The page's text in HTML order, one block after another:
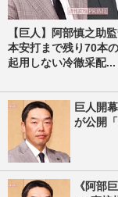
【巨人】阿部慎之助
本安打まで残り70本
起用しない冷徹采配...
巨人開
が公開
《阿部